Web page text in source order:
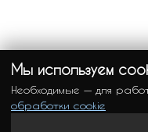
Мы используем
Необходимые — для
обработки cookie